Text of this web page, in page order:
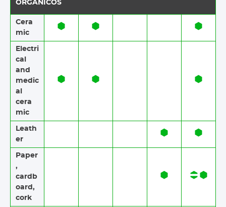
ORGÂNICOS
Cera
mic​​
Electri
cal
and
medic
al
cera
mic
Leath
er
Paper​​
,
cardb
oard,
cork